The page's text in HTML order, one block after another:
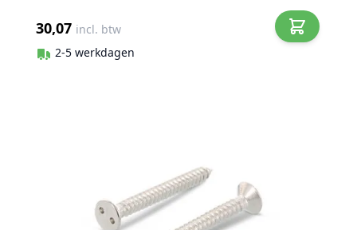
30,07 incl. btw
2-5 werkdagen